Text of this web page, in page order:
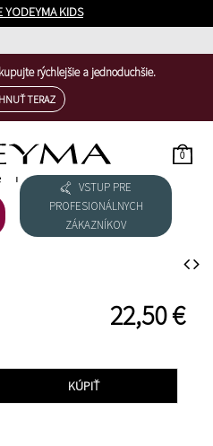
YODEYMA KIDS
rýchlejšie a jednoduchšie.
TERAZ
0
VSTUP PRE
PROFESIONÁLNYCH
ZÁKAZNÍKOV
22,50 €
KÚPIŤ